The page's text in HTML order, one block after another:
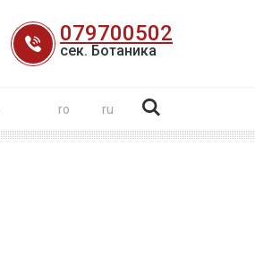
079700502
сек. Ботаника
ro ru